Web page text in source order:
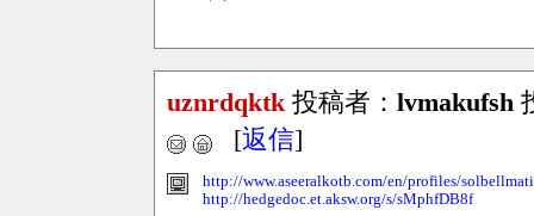
uznrdqktk投稿者： lvmakufsh
[返信]
http://www.aseeralkotb.com/en/profiles/
http://hedgedoc.et.aksw.org/s/sMphfDB8f